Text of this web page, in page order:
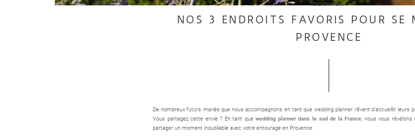
DESTINATIONS
NOS 3 ENDROITS FAVORIS POUR SE
PROVENCE
De nombreux futurs mariés que nous accompagnons en tant que wedding planner rêvent d’accueillir leurs
Vous partagez cette envie ? En tant quewedding planner dans le sud de la France , nous vous
partager un moment inoubliable avec votre entourage en Provence.